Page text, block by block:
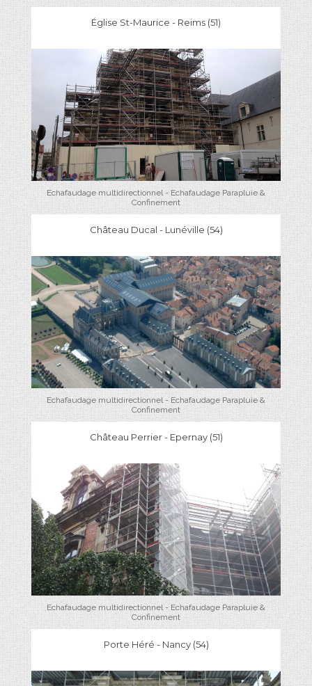
Église St-Maurice - Reims (51)
Echafaudage multidirectionnel - Echafaudage Parapluie &
Confinement
Château Ducal - Lunéville (54)
Echafaudage multidirectionnel - Echafaudage Parapluie &
Confinement
Château Perrier - Epernay (51)
Echafaudage multidirectionnel - Echafaudage Parapluie &
Confinement
Porte Héré - Nancy (54)